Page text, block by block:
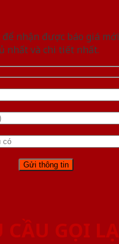
nhận được báo giá
nhất và chi tiết nhất.
CẦU GỌI